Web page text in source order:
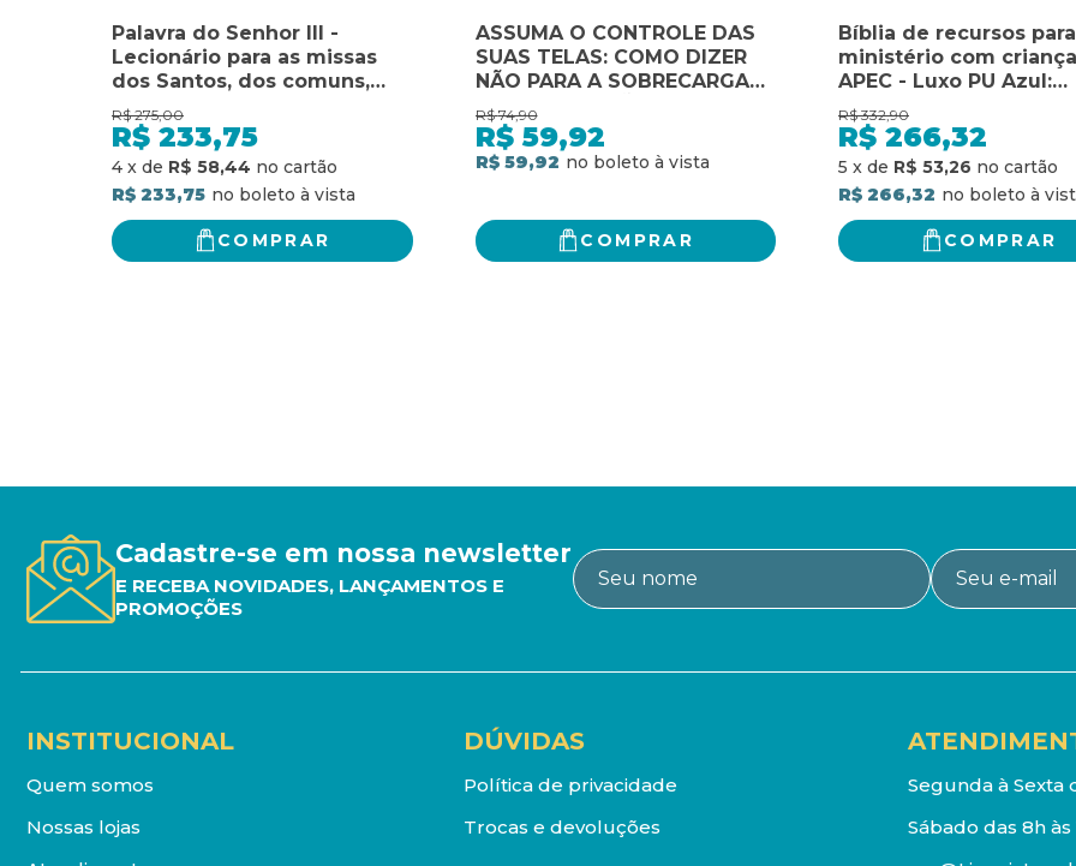
Palavra do Senhor III -
Lecionário para as missas
dos Santos, dos comuns,
para diversas necessidades
e votivas: lecionário para as
missas dos santos, dos
comuns, para diversas
necessidades e votivas
R$ 275,00
R$ 233,75
4 x de R$ 58,44
R$ 233,75
COMPRAR
ASSUMA O CONTROLE DAS
SUAS TELAS: COMO DIZER
NÃO PARA A SOBRECARGA
DE INFORMAÇÃO, MELHORAR
A PRODUTIVIDADE E USAR A
TECNOLOGIA A SEU FAVOR
PARA TER MAIS TEMPO PARA
R$ 74,90
R$ 59,92
R$ 59,92
COMPRAR
Bíblia de recursos
ministério com
APEC - Luxo PU Azul:
ferramenta de auxílio
ensino para as nossas
crianças sobre todo o
de Jesus para com elas
R$ 332,90
R$ 266,32
5 x de R$ 53,26
R$ 266,32
COMPRAR
Cadastre-se em nossa newsletter
E RECEBA NOVIDADES, LANÇAMENTOS E
PROMOÇÕES
INSTITUCIONAL
Quem somos
Nossas lojas
DÚVIDAS
Política de privacidade
Trocas e devoluções
Segunda à Sexta
Sábado das 8h às